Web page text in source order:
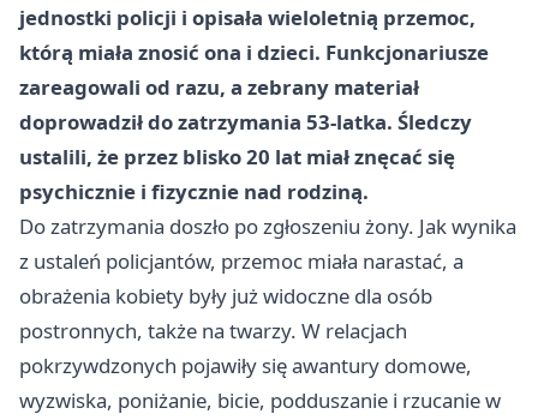
jednostki policji i opisała wieloletnią przemoc,
którą miała znosić ona i dzieci. Funkcjonariusze
zareagowali od razu, a zebrany materiał
doprowadził do zatrzymania 53-latka. Śledczy
ustalili, że przez blisko 20 lat miał znęcać się
psychicznie i fizycznie nad rodziną.
Do zatrzymania doszło po zgłoszeniu żony. Jak wynika
z ustaleń policjantów, przemoc miała narastać, a
obrażenia kobiety były już widoczne dla osób
postronnych, także na twarzy. W relacjach
pokrzywdzonych pojawiły się awantury domowe,
wyzwiska, poniżanie, bicie, podduszanie i rzucanie w